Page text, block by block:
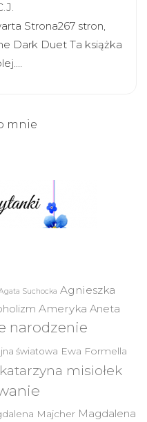
Strona267 stron,
Dark Duet Ta książka
mnie
Suchocka Agnieszka
Ameryka Aneta
narodzenie
światowa Ewa Formella
katarzyna misiołek
Majcher Magdalena